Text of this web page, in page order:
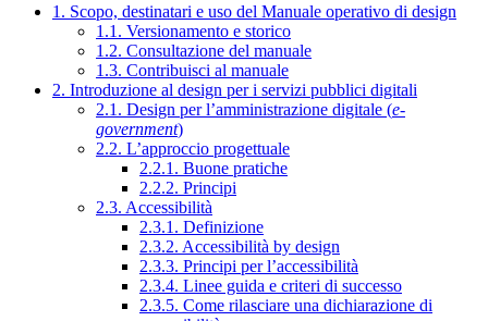
1. Scopo, destinatari e uso del Manuale operativo di design
1.1. Versionamento e storico
1.2. Consultazione del manuale
1.3. Contribuisci al manuale
2. Introduzione al design per i servizi pubblici digitali
2.1. Design per l’amministrazione digitale (e-
government)
2.2. L’approccio progettuale
2.2.1. Buone pratiche
2.2.2. Principi
2.3. Accessibilità
2.3.1. Definizione
2.3.2. Accessibilità by design
2.3.3. Principi per l’accessibilità
2.3.4. Linee guida e criteri di successo
2.3.5. Come rilasciare una dichiarazione di